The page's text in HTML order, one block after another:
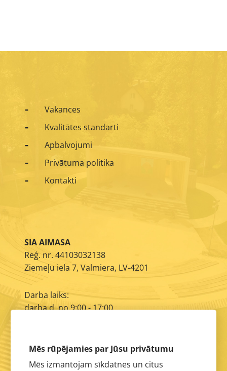
Vakances
Kvalitātes standarti
Apbalvojumi
Privātuma politika
Kontakti
SIA AIMASA
Reģ. nr. 44103032138
Ziemeļu iela 7, Valmiera, LV-4201
Darba laiks:
darba d. no 9:00 - 17:00
Mēs rūpējamies par Jūsu privātumu
Mēs izmantojam sīkdatnes un citus